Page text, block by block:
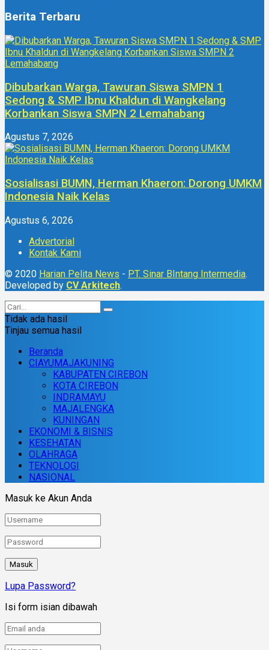
Berita Terbaru
Dibubarkan Warga, Tawuran Siswa SMPN 1
Sedong & SMP Ibnu Khaldun di Wangkelang
Korbankan Siswa SMPN 2 Lemahabang
Agustus 7, 2026
Sosialisasi BUMN, Herman Khaeron: Dorong UMKM
Indonesia Naik Kelas
Agustus 6, 2026
Advertorial
Kontak Kami
© 2020 Harian Pelita News - PT. Sinar BIntang Intermedia.
Developed by CV Arkitech.
Tidak ada hasil
Tinjau semua hasil
Beranda
CIAYUMAJAKUNING
KABUPATEN CIREBON
KOTA CIREBON
INDRAMAYU
MAJALENGKA
KUNINGAN
EKONOMI & BISNIS
KESEHATAN
OLAHRAGA
TEKNOLOGI
NASIONAL
Masuk ke Akun Anda
Lupa Password?
Isi form isian dibawah